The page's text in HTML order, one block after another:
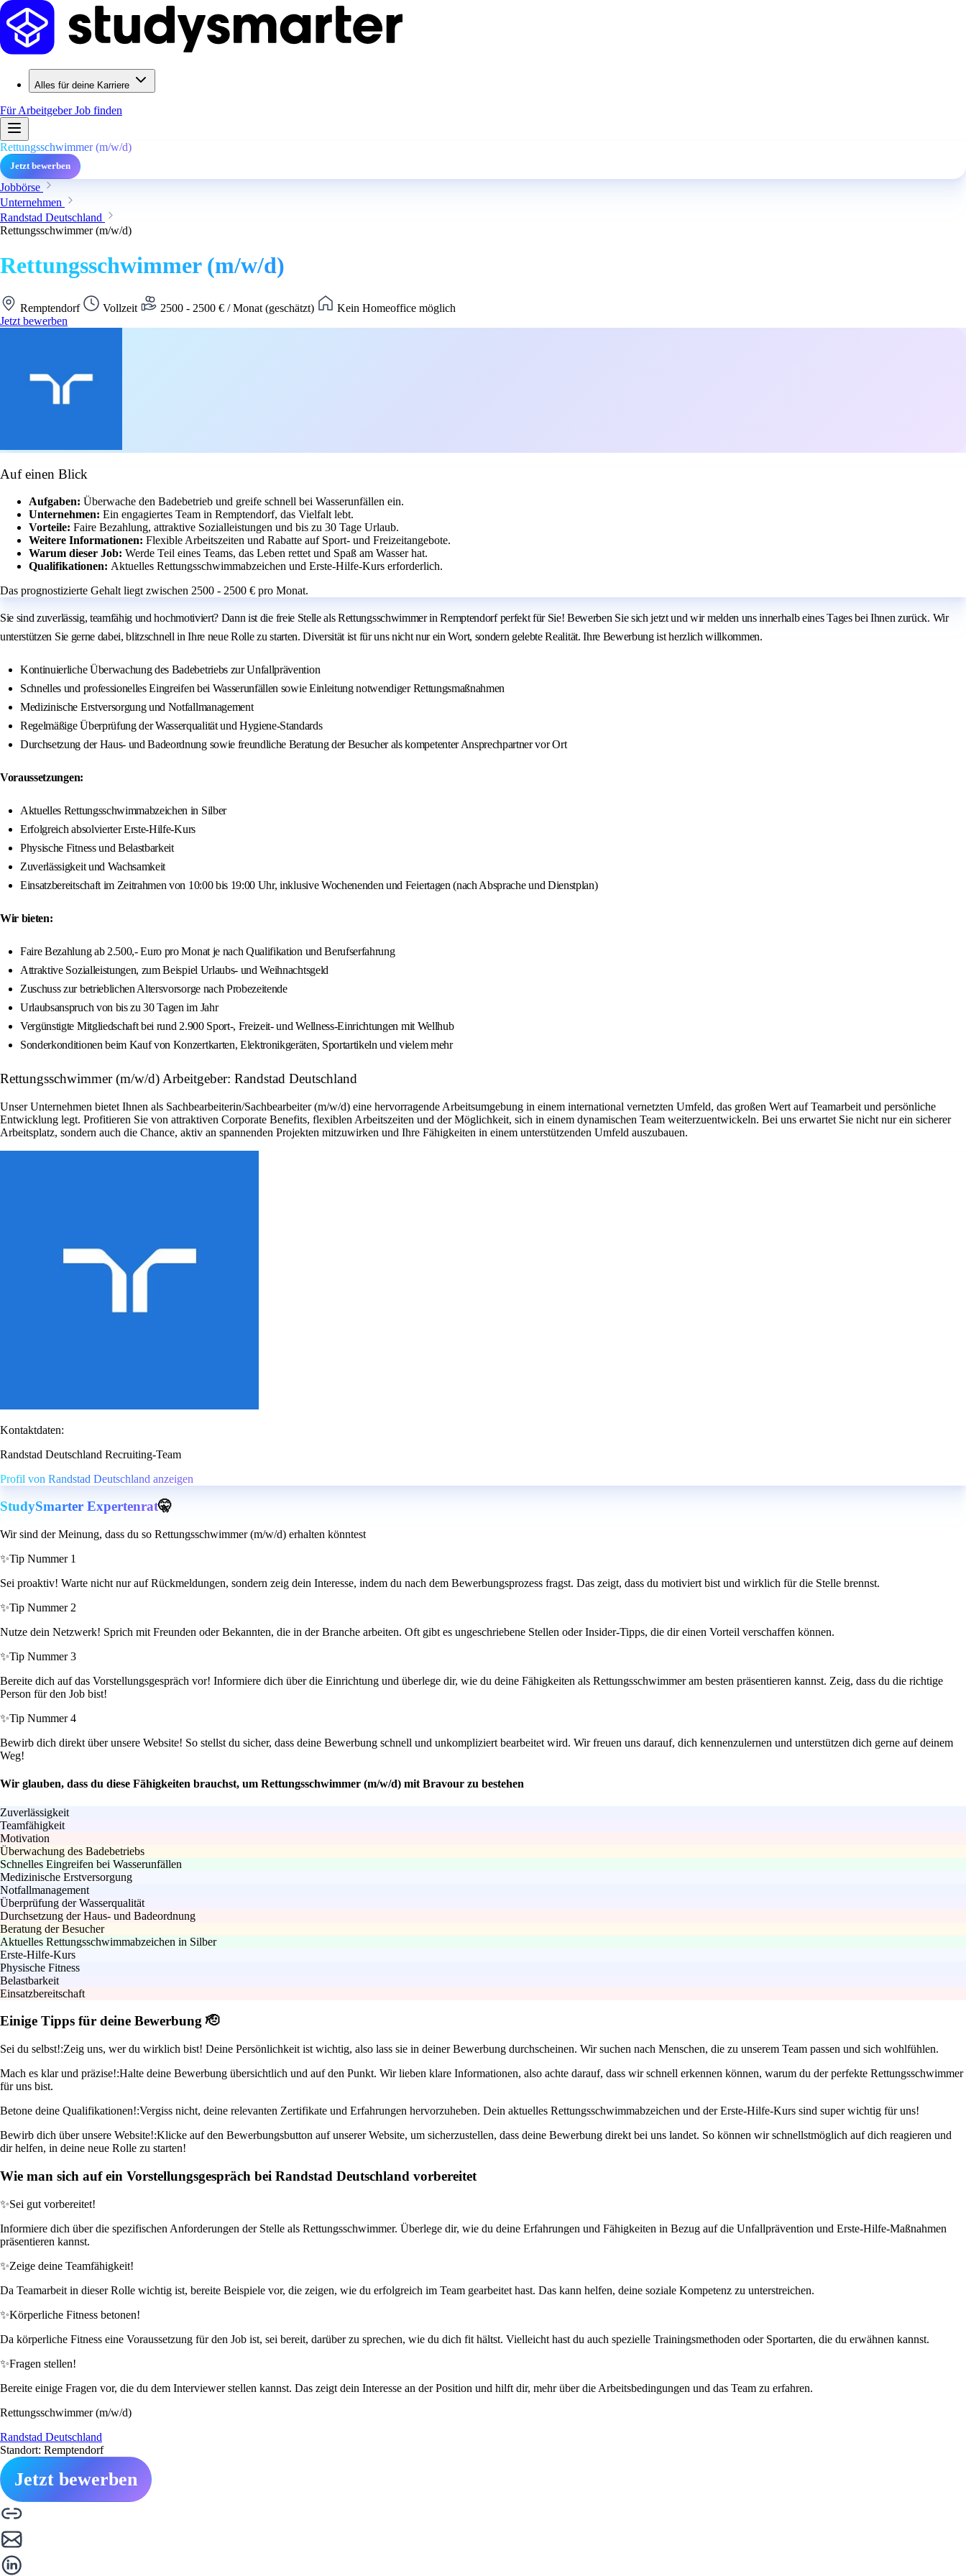
Alles für deine Karriere
Für ArbeitgeberJob finden
Rettungsschwimmer (m/w/d)
Jetzt bewerben
Jobbörse
Unternehmen
Randstad Deutschland
Rettungsschwimmer (m/w/d)
Rettungsschwimmer (m/w/d)
Remptendorf Vollzeit 2500 - 2500 € / Monat (geschätzt)
Kein Homeoffice möglich
Jetzt bewerben
Auf einen Blick
Aufgaben: Überwache den Badebetrieb und greife schnell bei Wasserunfällen ein.
Unternehmen: Ein engagiertes Team in Remptendorf, das Vielfalt lebt.
Vorteile: Faire Bezahlung, attraktive Sozialleistungen und bis zu 30 Tage Urlaub.
Weitere Informationen: Flexible Arbeitszeiten und Rabatte auf Sport- und Freizeitangebote.
Warum dieser Job: Werde Teil eines Teams, das Leben rettet und Spaß am Wasser hat.
Qualifikationen: Aktuelles Rettungsschwimmabzeichen und Erste-Hilfe-Kurs erforderlich.
Das prognostizierte Gehalt liegt zwischen 2500 - 2500 € pro Monat.
Sie sind zuverlässig, teamfähig und hochmotiviert? Dann ist die freie Stelle als Rettungsschwimmer in Remptendorf perfekt für Sie! Bewerben Sie sich jetzt und wir melden uns innerhalb eines Tages bei Ihnen zurück. Wir
unterstützen Sie gerne dabei, blitzschnell in Ihre neue Rolle zu starten. Diversität ist für uns nicht nur ein Wort, sondern gelebte Realität. Ihre Bewerbung ist herzlich willkommen.
Kontinuierliche Überwachung des Badebetriebs zur Unfallprävention
Schnelles und professionelles Eingreifen bei Wasserunfällen sowie Einleitung notwendiger Rettungsmaßnahmen
Medizinische Erstversorgung und Notfallmanagement
Regelmäßige Überprüfung der Wasserqualität und Hygiene-Standards
Durchsetzung der Haus- und Badeordnung sowie freundliche Beratung der Besucher als kompetenter Ansprechpartner vor Ort
Voraussetzungen:
Aktuelles Rettungsschwimmabzeichen in Silber
Erfolgreich absolvierter Erste-Hilfe-Kurs
Physische Fitness und Belastbarkeit
Zuverlässigkeit und Wachsamkeit
Einsatzbereitschaft im Zeitrahmen von 10:00 bis 19:00 Uhr, inklusive Wochenenden und Feiertagen (nach Absprache und Dienstplan)
Wir bieten:
Faire Bezahlung ab 2.500,- Euro pro Monat je nach Qualifikation und Berufserfahrung
Attraktive Sozialleistungen, zum Beispiel Urlaubs- und Weihnachtsgeld
Zuschuss zur betrieblichen Altersvorsorge nach Probezeitende
Urlaubsanspruch von bis zu 30 Tagen im Jahr
Vergünstigte Mitgliedschaft bei rund 2.900 Sport-, Freizeit- und Wellness-Einrichtungen mit Wellhub
Sonderkonditionen beim Kauf von Konzertkarten, Elektronikgeräten, Sportartikeln und vielem mehr
Rettungsschwimmer (m/w/d) Arbeitgeber: Randstad Deutschland
Unser Unternehmen bietet Ihnen als Sachbearbeiterin/Sachbearbeiter (m/w/d) eine hervorragende Arbeitsumgebung in einem international vernetzten Umfeld, das großen Wert auf Teamarbeit und persönliche
Entwicklung legt. Profitieren Sie von attraktiven Corporate Benefits, flexiblen Arbeitszeiten und der Möglichkeit, sich in einem dynamischen Team weiterzuentwickeln. Bei uns erwartet Sie nicht nur ein sicherer
Arbeitsplatz, sondern auch die Chance, aktiv an spannenden Projekten mitzuwirken und Ihre Fähigkeiten in einem unterstützenden Umfeld auszubauen.
Kontaktdaten:
Randstad Deutschland Recruiting-Team
Profil von Randstad Deutschland anzeigen
StudySmarter Expertenrat🤫
Wir sind der Meinung, dass du so Rettungsschwimmer (m/w/d) erhalten könntest
✨Tip Nummer 1
Sei proaktiv! Warte nicht nur auf Rückmeldungen, sondern zeig dein Interesse, indem du nach dem Bewerbungsprozess fragst. Das zeigt, dass du motiviert bist und wirklich für die Stelle brennst.
✨Tip Nummer 2
Nutze dein Netzwerk! Sprich mit Freunden oder Bekannten, die in der Branche arbeiten. Oft gibt es ungeschriebene Stellen oder Insider-Tipps, die dir einen Vorteil verschaffen können.
✨Tip Nummer 3
Bereite dich auf das Vorstellungsgespräch vor! Informiere dich über die Einrichtung und überlege dir, wie du deine Fähigkeiten als Rettungsschwimmer am besten präsentieren kannst. Zeig, dass du die richtige
Person für den Job bist!
✨Tip Nummer 4
Bewirb dich direkt über unsere Website! So stellst du sicher, dass deine Bewerbung schnell und unkompliziert bearbeitet wird. Wir freuen uns darauf, dich kennenzulernen und unterstützen dich gerne auf deinem
Weg!
Wir glauben, dass du diese Fähigkeiten brauchst, um Rettungsschwimmer (m/w/d) mit Bravour zu bestehen
Zuverlässigkeit
Teamfähigkeit
Motivation
Überwachung des Badebetriebs
Schnelles Eingreifen bei Wasserunfällen
Medizinische Erstversorgung
Notfallmanagement
Überprüfung der Wasserqualität
Durchsetzung der Haus- und Badeordnung
Beratung der Besucher
Aktuelles Rettungsschwimmabzeichen in Silber
Erste-Hilfe-Kurs
Physische Fitness
Belastbarkeit
Einsatzbereitschaft
Einige Tipps für deine Bewerbung 🫡
Sei du selbst!:Zeig uns, wer du wirklich bist! Deine Persönlichkeit ist wichtig, also lass sie in deiner Bewerbung durchscheinen. Wir suchen nach Menschen, die zu unserem Team passen und sich wohlfühlen.
Mach es klar und präzise!:Halte deine Bewerbung übersichtlich und auf den Punkt. Wir lieben klare Informationen, also achte darauf, dass wir schnell erkennen können, warum du der perfekte Rettungsschwimmer
für uns bist.
Betone deine Qualifikationen!:Vergiss nicht, deine relevanten Zertifikate und Erfahrungen hervorzuheben. Dein aktuelles Rettungsschwimmabzeichen und der Erste-Hilfe-Kurs sind super wichtig für uns!
Bewirb dich über unsere Website!:Klicke auf den Bewerbungsbutton auf unserer Website, um sicherzustellen, dass deine Bewerbung direkt bei uns landet. So können wir schnellstmöglich auf dich reagieren und
dir helfen, in deine neue Rolle zu starten!
Wie man sich auf ein Vorstellungsgespräch bei Randstad Deutschland vorbereitet
✨Sei gut vorbereitet!
Informiere dich über die spezifischen Anforderungen der Stelle als Rettungsschwimmer. Überlege dir, wie du deine Erfahrungen und Fähigkeiten in Bezug auf die Unfallprävention und Erste-Hilfe-Maßnahmen
präsentieren kannst.
✨Zeige deine Teamfähigkeit!
Da Teamarbeit in dieser Rolle wichtig ist, bereite Beispiele vor, die zeigen, wie du erfolgreich im Team gearbeitet hast. Das kann helfen, deine soziale Kompetenz zu unterstreichen.
✨Körperliche Fitness betonen!
Da körperliche Fitness eine Voraussetzung für den Job ist, sei bereit, darüber zu sprechen, wie du dich fit hältst. Vielleicht hast du auch spezielle Trainingsmethoden oder Sportarten, die du erwähnen kannst.
✨Fragen stellen!
Bereite einige Fragen vor, die du dem Interviewer stellen kannst. Das zeigt dein Interesse an der Position und hilft dir, mehr über die Arbeitsbedingungen und das Team zu erfahren.
Rettungsschwimmer (m/w/d)
Randstad Deutschland
Standort: Remptendorf
Jetzt bewerben